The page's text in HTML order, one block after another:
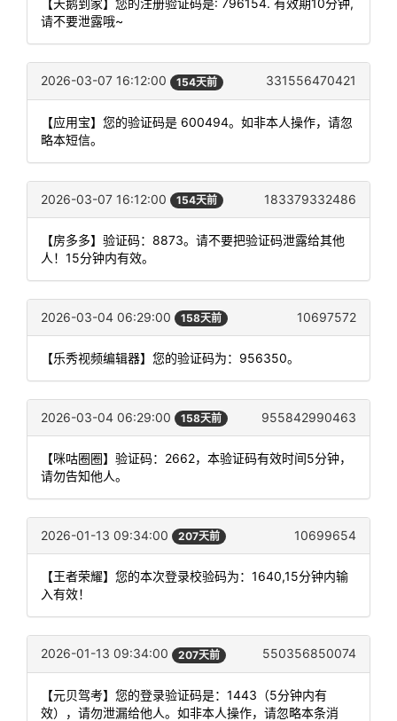
【天鹅到家】您的注册验证码是: 796154. 有效期10分钟,
请不要泄露哦~
2026-03-07 16:12:00 154天前 331556470421
【应用宝】您的验证码是 600494。如非本人操作，请忽
略本短信。
2026-03-07 16:12:00 154天前 183379332486
【房多多】验证码：8873。请不要把验证码泄露给其他
人！15分钟内有效。
2026-03-04 06:29:00 158天前 10697572
【乐秀视频编辑器】您的验证码为：956350。
2026-03-04 06:29:00 158天前 955842990463
【咪咕圈圈】验证码：2662，本验证码有效时间5分钟，
请勿告知他人。
2026-01-13 09:34:00 207天前 10699654
【王者荣耀】您的本次登录校验码为：1640,15分钟内输
入有效！
2026-01-13 09:34:00 207天前 550356850074
【元贝驾考】您的登录验证码是：1443（5分钟内有
效），请勿泄漏给他人。如非本人操作，请忽略本条消